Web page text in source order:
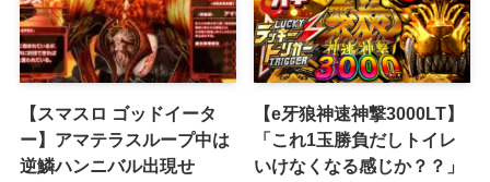
【スマスロ ゴッドイータ
ー】アマテラスループ中は
逆鱗ハンニバル出現せ
【e牙狼神速神撃3000LT】
「これ1玉勝負だしトイレ
いけなくなる感じか？？」